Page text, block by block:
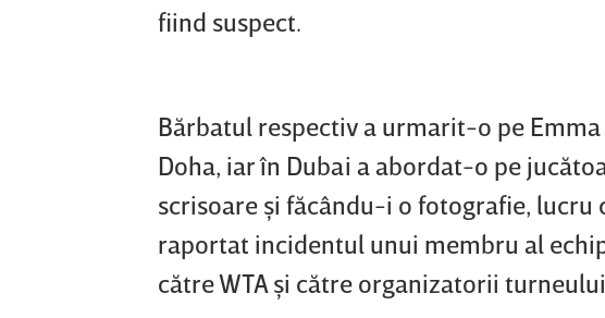
fiind suspect.
Bărbatul respectiv a urmarit-o pe
Doha, iar în Dubai a abordat-o pe
scrisoare şi făcându-i o fotografie, lucru
raportat incidentul unui membru al
către WTA şi către organizatorii